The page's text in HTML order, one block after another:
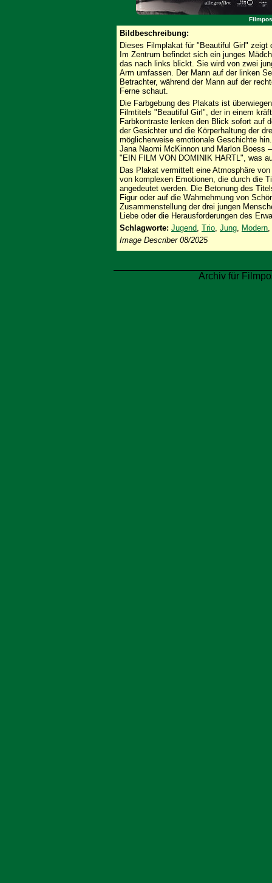
Bildbeschreibung:
Dieses Filmplakat für "Beautiful Girl" zeigt
Im Zentrum befindet sich ein junges
das nach links blickt. Sie wird von zwei
Arm umfassen. Der Mann auf der linken
Betrachter, während der Mann auf der
Ferne schaut.
Die Farbgebung des Plakats ist
Filmtitels "Beautiful Girl", der in einem
Farbkontraste lenken den Blick sofort auf
der Gesichter und die Körperhaltung der
möglicherweise emotionale Geschichte
Jana Naomi McKinnon und Marlon Boess
"EIN FILM VON DOMINIK HARTL", was
Das Plakat vermittelt eine Atmosphäre
von komplexen Emotionen, die durch die
angedeutet werden. Die Betonung des
Figur oder auf die Wahrnehmung von
Zusammenstellung der drei jungen
Liebe oder die Herausforderungen des
Schlagworte: Jugend, Trio, Jung, Modern,
Image Describer 08/2025
Archiv für